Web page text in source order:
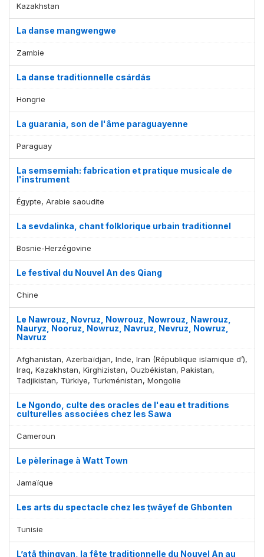
Kazakhstan
La danse mangwengwe
Zambie
La danse traditionnelle csárdás
Hongrie
La guarania, son de l'âme paraguayenne
Paraguay
La semsemiah: fabrication et pratique musicale de
l'instrument
Égypte, Arabie saoudite
La sevdalinka, chant folklorique urbain traditionnel
Bosnie-Herzégovine
Le festival du Nouvel An des Qiang
Chine
Le Nawrouz, Novruz, Nowrouz, Nowrouz, Nawrouz,
Nauryz, Nooruz, Nowruz, Navruz, Nevruz, Nowruz,
Navruz
Afghanistan, Azerbaïdjan, Inde, Iran (République islamique d’),
Iraq, Kazakhstan, Kirghizistan, Ouzbékistan, Pakistan,
Tadjikistan, Türkiye, Turkménistan, Mongolie
Le Ngondo, culte des oracles de l'eau et traditions
culturelles associées chez les Sawa
Cameroun
Le pèlerinage à Watt Town
Jamaïque
Les arts du spectacle chez les ṭwāyef de Ghbonten
Tunisie
L’atā thingyan, la fête traditionnelle du Nouvel An au